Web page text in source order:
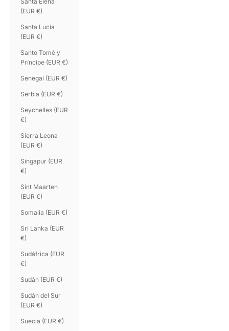
(EUR €)
Santa Lucía
(EUR €)
Santo Tomé y
Príncipe (EUR €)
Senegal (EUR €)
Serbia (EUR €)
Seychelles (EUR
€)
Sierra Leona
(EUR €)
Singapur (EUR
€)
Sint Maarten
(EUR €)
Somalia (EUR €)
Sri Lanka (EUR
€)
Sudáfrica (EUR
€)
Sudán (EUR €)
Sudán del Sur
(EUR €)
Suecia (EUR €)